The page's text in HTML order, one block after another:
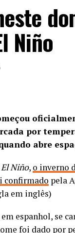
. Em uma
a um hospital
de um
criminosa e
de veículos.
à logística
sua
Niño
por
abre
El Niño, o inverno
confirmado pela
em inglês)
espanhol, se
foi dado por